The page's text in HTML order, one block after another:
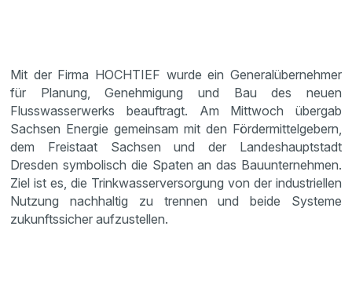
Mit der Firma HOCHTIEF wurde ein Generalübernehmer
für Planung, Genehmigung und Bau des neuen
Flusswasserwerks beauftragt. Am Mittwoch übergab
Sachsen Energie gemeinsam mit den Fördermittelgebern,
dem Freistaat Sachsen und der Landeshauptstadt
Dresden symbolisch die Spaten an das Bauunternehmen.
Ziel ist es, die Trinkwasserversorgung von der industriellen
Nutzung nachhaltig zu trennen und beide Systeme
zukunftssicher aufzustellen.